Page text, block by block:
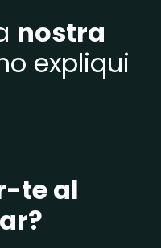
nostra
expliqui
te al